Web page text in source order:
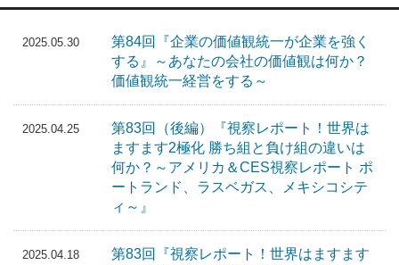
2025.05.30
第84回『企業の価値観統一が企業を強く
する』～あなたの会社の価値観は何か？
価値観統一経営をする～
2025.04.25
第83回（後編）『視察レポート！世界は
ますます2極化 勝ち組と負け組の違いは
何か？～アメリカ＆CES視察レポート ポ
ートランド、ラスベガス、メキシコシテ
ィ～』
2025.04.18
第83回『視察レポート！世界はますます